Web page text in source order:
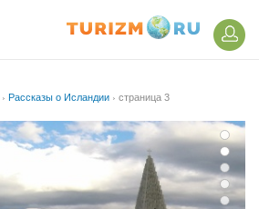
› Рассказы о Исландии › страница 3